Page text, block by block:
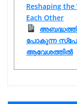
Reshaping the
Each Other
പോകുന്ന
ആവേശത്തിൽ